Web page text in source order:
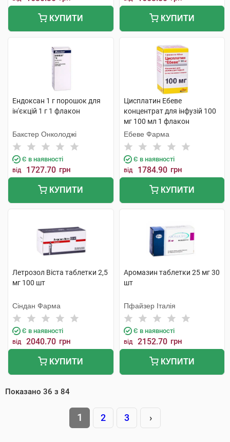
КУПИТИ КУПИТИ
Ендоксан 1 г порошок для
ін'єкцій 1 г 1 флакон
Бакстер Онколоджі
Є в наявності
від 1727.70 грн
КУПИТИ
Цисплатин Ебеве
концентрат для інфузій 100
мг 100 мл 1 флакон
Ебеве Фарма
Є в наявності
від 1784.90 грн
КУПИТИ
Летрозол Віста таблетки 2,5
мг 100 шт
Сіндан Фарма
Є в наявності
від 2040.70 грн
КУПИТИ
Аромазин таблетки 25 мг 30
шт
Пфайзер Італія
Є в наявності
від 2152.70 грн
КУПИТИ
Показано 36 з 84
1 2 3 ›